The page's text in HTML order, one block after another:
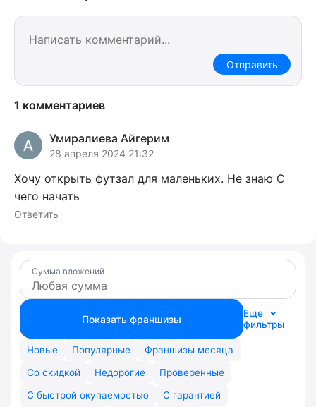
Отправить
1 комментариев
Умиралиева Айгерим
28 апреля 2024 21:32
Хочу открыть футзал для маленьких. Не знаю С
чего начать
Ответить
Сумма вложений
Показать франшизы
Еще
фильтры
Новые Популярные
Франшизы месяца
Со скидкой
Недорогие
Проверенные
С быстрой окупаемостью
С гарантией